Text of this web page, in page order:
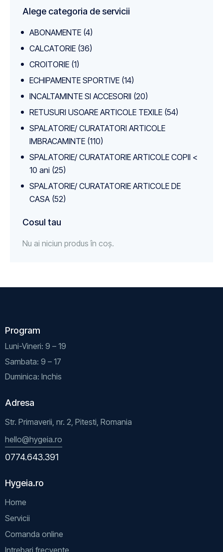
Alege categoria de servicii
ABONAMENTE (4)
CALCATORIE (36)
CROITORIE (1)
ECHIPAMENTE SPORTIVE (14)
INCALTAMINTE SI ACCESORII (20)
RETUSURI USOARE ARTICOLE TEXILE (54)
SPALATORIE/ CURATATORI ARTICOLE
IMBRACAMINTE (110)
SPALATORIE/ CURATATORIE ARTICOLE COPII <
10 ani (25)
SPALATORIE/ CURATATORIE ARTICOLE DE
CASA (52)
Cosul tau
Nu ai niciun produs în coș.
Program
Luni-Vineri: 9 – 19
Sambata: 9 – 17
Duminica: Inchis
Adresa
Str. Primaverii, nr. 2, Pitesti, Romania
hello@hygeia.ro
0774.643.391
Hygeia.ro
Home
Servicii
Comanda online